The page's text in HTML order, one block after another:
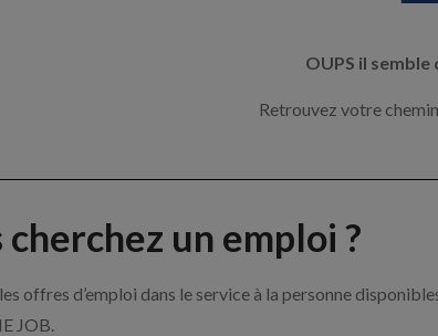
OUPS il
Retrouvez votre
cherchez un emploi ?
offres d’emploi dans le service à la personne
JOB.